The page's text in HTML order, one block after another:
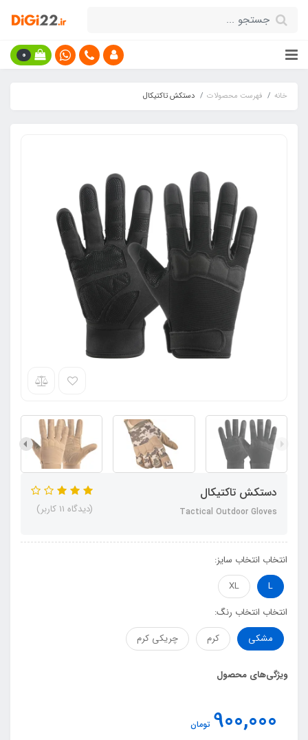
0
خانه فهرست محصولات دستکش تاکتیکال
دستکش تاکتیکال
Tactical Outdoor Gloves (دیدگاه 11 کاربر)
انتخاب انتخاب سایز:
L
XL
انتخاب انتخاب رنگ:
مشکی
کرم چریکی کرم
ویژگی‌های محصول
900,000 تومان